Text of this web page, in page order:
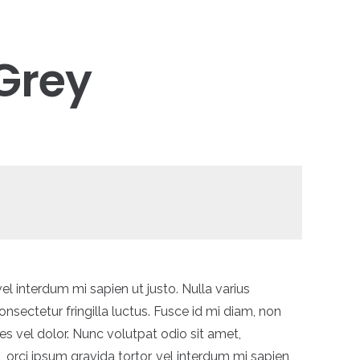
interdum mi sapien ut justo. Nulla varius
fringilla luctus. Fusce id mi diam, non
vel dolor. Nunc volutpat odio sit amet,
ipsum gravida tortor, vel interdum mi sapien